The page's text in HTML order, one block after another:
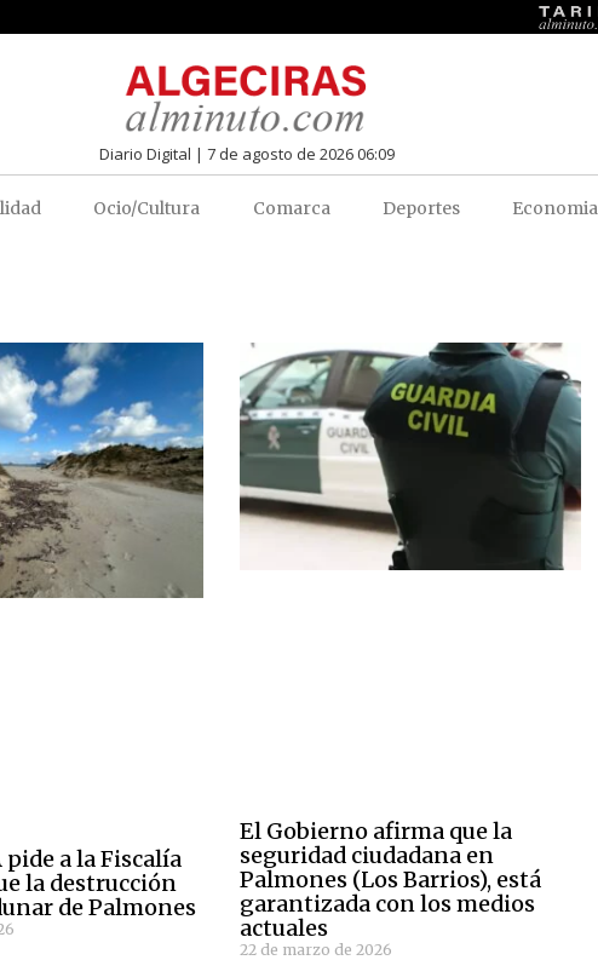
Diario Digital | 7 de agosto de 2026 06:09
Ocio/Cultura Comarca Deportes Economia
pide a la Fiscalía
la destrucción
de Palmones
El Gobierno afirma que la
seguridad ciudadana en
Palmones (Los Barrios), está
garantizada con los medios
actuales
22 de marzo de 2026